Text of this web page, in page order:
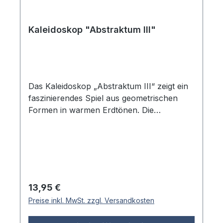
Kaleidoskop "Abstraktum III"
Das Kaleidoskop „Abstraktum III“ zeigt ein
faszinierendes Spiel aus geometrischen
Formen in warmen Erdtönen. Die
Entdecker gleichermaßen begeistern. Ein
schönes Geschenk für alle, die sich gerne
von optischen Effekten verzaubern lassen.
Das Äußere ist mit einem mehrfarbigen
Regulärer Preis:
13,95 €
Preise inkl. MwSt. zzgl. Versandkosten